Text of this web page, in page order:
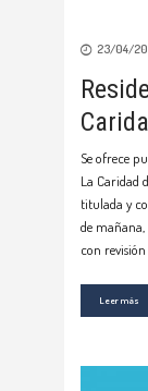
23/04/
Se ofrece
La Caridad
titulada y
de mañana,
con revisión
Leer más